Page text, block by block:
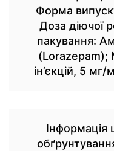
Форма
Доза діючої
пакування:
(Lorazepam);
ін’єкцій, 5